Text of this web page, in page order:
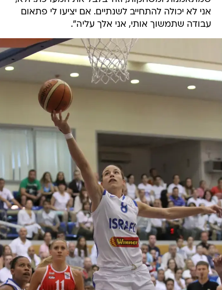
אני לא יכולה להתחייב לשנתיים. אם יציעו לי פתאום
עבודה שתמשוך אותי, אני אלך עליה".